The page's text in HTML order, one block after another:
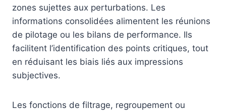
zones sujettes aux perturbations. Les
informations consolidées alimentent les réunions
de pilotage ou les bilans de performance. Ils
facilitent l’identification des points critiques, tout
en réduisant les biais liés aux impressions
subjectives.
Les fonctions de filtrage, regroupement ou